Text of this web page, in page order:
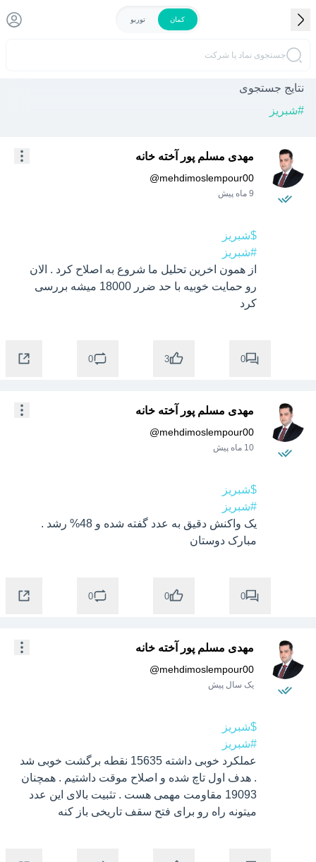
کمان توربو
جستجوی نماد یا شرکت
نتایج جستجوی
#شبریز
مهدی مسلم پور آخته خانه
@mehdimoslempour00
9 ماه پیش
$شبریز
#شبریز
کرد
0
3
0
مهدی مسلم پور آخته خانه
@mehdimoslempour00
10 ماه پیش
$شبریز
#شبریز
مبارک دوستان
0
0
0
مهدی مسلم پور آخته خانه
@mehdimoslempour00
یک سال پیش
$شبریز
#شبریز
میتونه راه رو برای فتح سقف تاریخی باز کنه